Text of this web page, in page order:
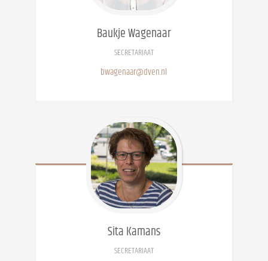
BaukjeWagenaar
SECRETARIAAT
bwagenaar@dven.nl
SitaKamans
SECRETARIAAT